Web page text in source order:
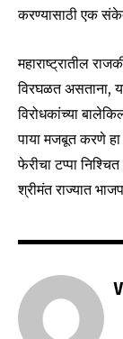
6,300
Fans
करण्यासाठी एक
महाराष्ट्रातील
विरघळत असताना, या
विरोधकांच्या
पाया मजबूत करणे
फेरीचा टप्पा
श्रीमंत राज्यात